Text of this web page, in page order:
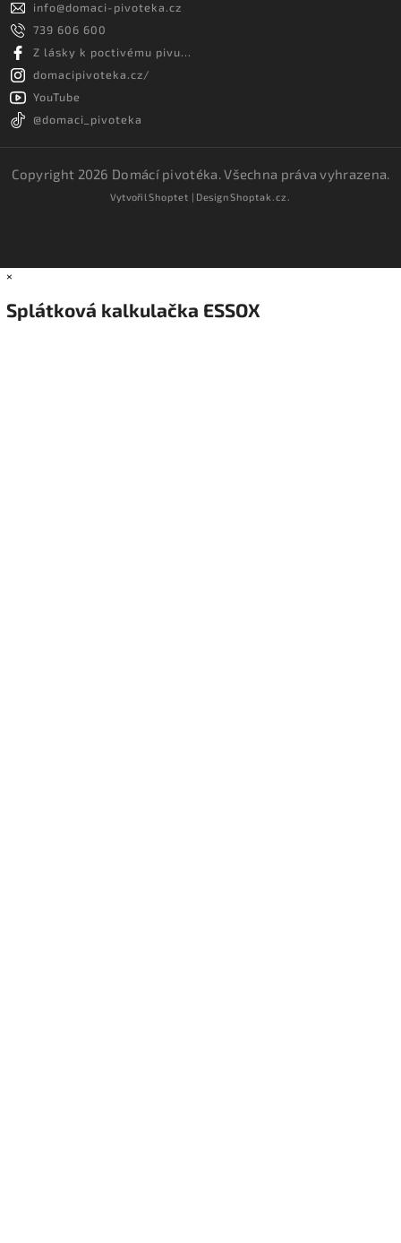
info@domaci-pivoteka.cz
739 606 600
Z lásky k poctivému pivu...
domacipivoteka.cz/
YouTube
@domaci_pivoteka
Copyright 2026 Domácí pivotéka. Všechna práva vyhrazena.
VytvořilShoptet | DesignShoptak.cz.
×
Splátková kalkulačka ESSOX